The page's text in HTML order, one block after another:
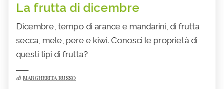
La frutta di dicembre
Dicembre, tempo di arance e mandarini, di frutta
secca, mele, pere e kiwi. Conosci le proprietà di
questi tipi di frutta?
di MARGHERITA RUSSO